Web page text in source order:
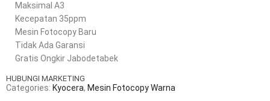
Maksimal A3
Kecepatan 35ppm
Mesin Fotocopy Baru
Tidak Ada Garansi
Gratis Ongkir Jabodetabek
HUBUNGI MARKETING
Categories: Kyocera, Mesin Fotocopy Warna